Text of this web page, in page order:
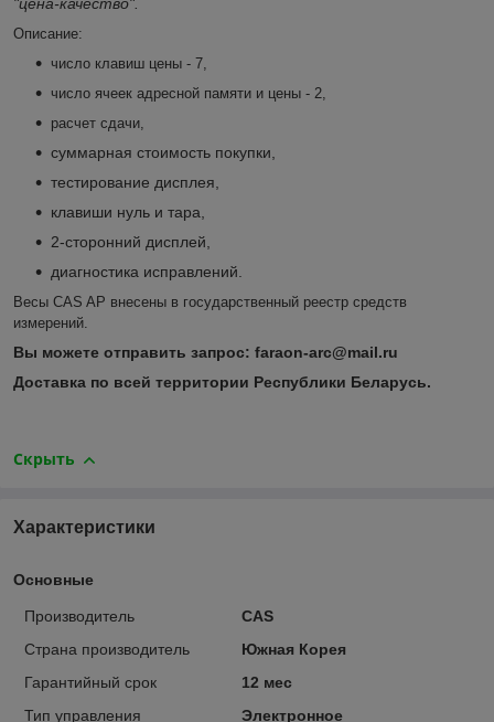
"цена-качество".
Описание:
число клавиш цены - 7,
число ячеек адресной памяти и цены - 2,
расчет сдачи,
суммарная стоимость покупки,
тестирование дисплея,
клавиши нуль и тара,
2-сторонний дисплей,
диагностика исправлений.
Весы CAS AP внесены в государственный реестр средств
измерений.
Вы можете отправить запрос: faraon-arc@mail.ru
Доставка по всей территории Республики Беларусь.
Скрыть
Характеристики
Основные
Производитель
CAS
Страна производитель
Южная Корея
Гарантийный срок
12 мес
Тип управления
Электронное